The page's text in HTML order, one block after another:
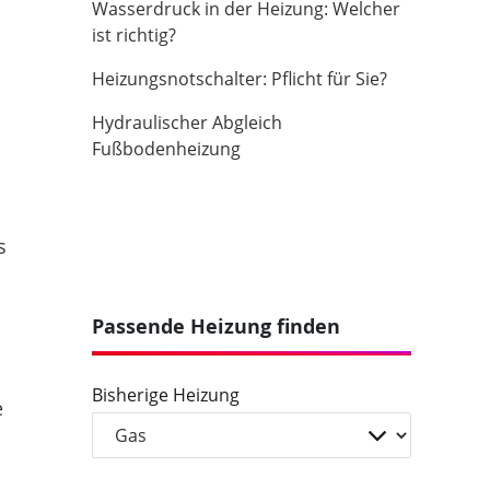
Wasserdruck in der Heizung: Welcher
ist richtig?
Heizungsnotschalter: Pflicht für Sie?
Hydraulischer Abgleich
Fußbodenheizung
Passende Heizung finden
Bisherige Heizung